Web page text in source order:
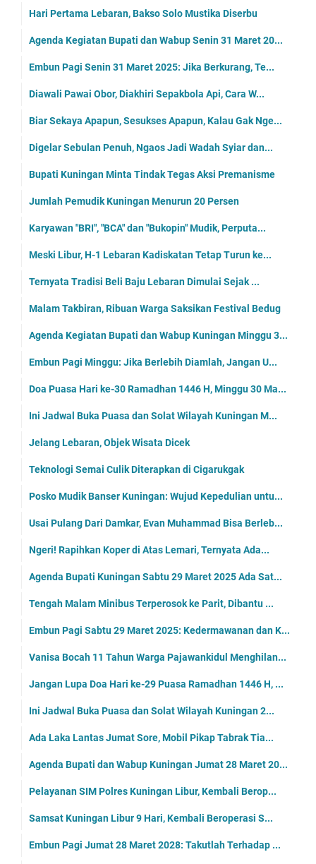
Hari Pertama Lebaran, Bakso Solo Mustika Diserbu
Agenda Kegiatan Bupati dan Wabup Senin 31 Maret 20...
Embun Pagi Senin 31 Maret 2025: Jika Berkurang, Te...
Diawali Pawai Obor, Diakhiri Sepakbola Api, Cara W...
Biar Sekaya Apapun, Sesukses Apapun, Kalau Gak Nge...
Digelar Sebulan Penuh, Ngaos Jadi Wadah Syiar dan...
Bupati Kuningan Minta Tindak Tegas Aksi Premanisme
Jumlah Pemudik Kuningan Menurun 20 Persen
Karyawan "BRI", "BCA" dan "Bukopin" Mudik, Perputa...
Meski Libur, H-1 Lebaran Kadiskatan Tetap Turun ke...
Ternyata Tradisi Beli Baju Lebaran Dimulai Sejak ...
Malam Takbiran, Ribuan Warga Saksikan Festival Bedug
Agenda Kegiatan Bupati dan Wabup Kuningan Minggu 3...
Embun Pagi Minggu: Jika Berlebih Diamlah, Jangan U...
Doa Puasa Hari ke-30 Ramadhan 1446 H, Minggu 30 Ma...
Ini Jadwal Buka Puasa dan Solat Wilayah Kuningan M...
Jelang Lebaran, Objek Wisata Dicek
Teknologi Semai Culik Diterapkan di Cigarukgak
Posko Mudik Banser Kuningan: Wujud Kepedulian untu...
Usai Pulang Dari Damkar, Evan Muhammad Bisa Berleb...
Ngeri! Rapihkan Koper di Atas Lemari, Ternyata Ada...
Agenda Bupati Kuningan Sabtu 29 Maret 2025 Ada Sat...
Tengah Malam Minibus Terperosok ke Parit, Dibantu ...
Embun Pagi Sabtu 29 Maret 2025: Kedermawanan dan K...
Vanisa Bocah 11 Tahun Warga Pajawankidul Menghilan...
Jangan Lupa Doa Hari ke-29 Puasa Ramadhan 1446 H, ...
Ini Jadwal Buka Puasa dan Solat Wilayah Kuningan 2...
Ada Laka Lantas Jumat Sore, Mobil Pikap Tabrak Tia...
Agenda Bupati dan Wabup Kuningan Jumat 28 Maret 20...
Pelayanan SIM Polres Kuningan Libur, Kembali Berop...
Samsat Kuningan Libur 9 Hari, Kembali Beroperasi S...
Embun Pagi Jumat 28 Maret 2028: Takutlah Terhadap ...